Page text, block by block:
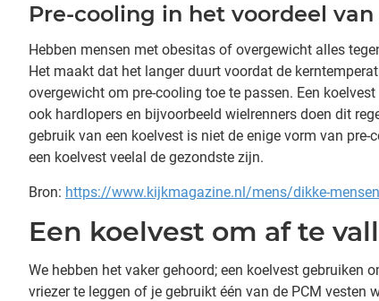
Pre-cooling in het voordeel
Hebben mensen met obesitas of overgewicht alles
Het maakt dat het langer duurt voordat de
overgewicht om pre-cooling toe te passen. Een
ook hardlopers en bijvoorbeeld wielrenners doen dit
gebruik van een koelvest is niet de enige vorm van
een koelvest veelal de gezondste zijn.
Bron: https://www.kijkmagazine.nl/mens/dikke-
Een koelvest om af te
We hebben het vaker gehoord; een koelvest gebruiken
vriezer te leggen of je gebruikt één van de PCM